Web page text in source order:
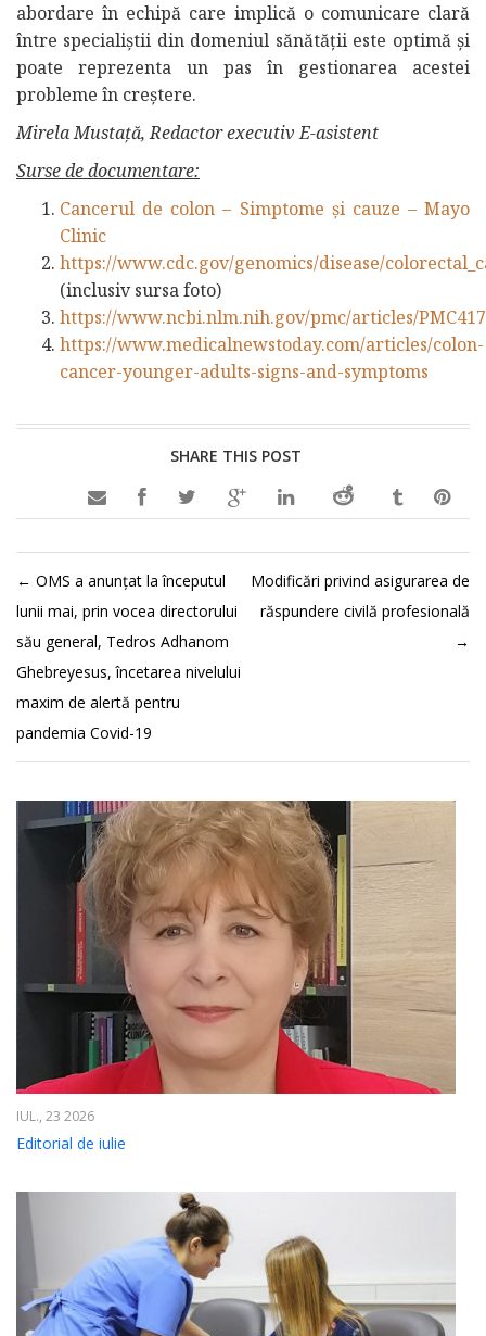
abordare în echipă care implică o comunicare clară
între specialiștii din domeniul sănătății este optimă și
poate reprezenta un pas în gestionarea acestei
probleme în creștere.
Mirela Mustață, Redactor executiv E-asistent
Surse de documentare:
Cancerul de colon – Simptome și cauze – Mayo
Clinic
https://www.cdc.gov/genomics/disease/
(inclusiv sursa foto)
https://www.ncbi.nlm.nih.gov/pmc/articles/
https://www.medicalnewstoday.com/articles/colon-
cancer-younger-adults-signs-and-symptoms
SHARE THIS POST

← OMS a anunțat la începutul
lunii mai, prin vocea directorului
său general, Tedros Adhanom
Ghebreyesus, încetarea nivelului
maxim de alertă pentru
pandemia Covid-19
Modificări privind asigurarea de
răspundere civilă profesională
→
IUL., 23 2026
Editorial de iulie